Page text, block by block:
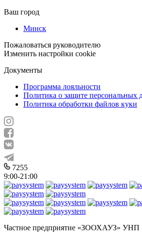
Ваш город
Минск
Пожаловаться руководителю
Изменить настройки cookie
Документы
Программа лояльности
Политика о защите персональных
Политика обработки файлов куки
7255
9:00-21:00
Частное предприятие «ЗООХАУЗ» УНП